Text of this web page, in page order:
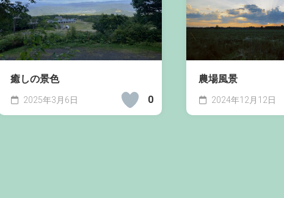
癒しの景色
0
2025年3月6日
農場風景
2024年12月12日